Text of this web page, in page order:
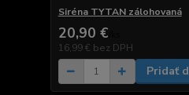
Siréna TYTAN zálohovaná
20,90 €
16,99 € bez DPH
Pridať